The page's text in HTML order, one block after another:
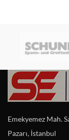
Emekyemez Mah.
Pazarı, İstanbul